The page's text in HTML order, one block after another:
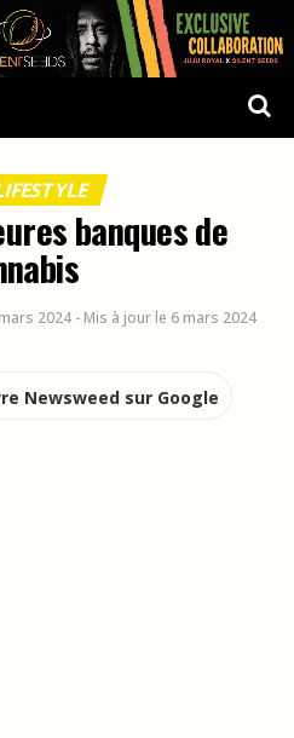
banques de
2024 - Mis à jour le 6 mars 2024
Newsweed sur Google